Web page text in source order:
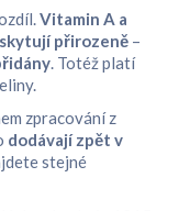
Vitamin A a
přirozeně –
. Totéž platí
zpracování z
dodávají zpět v
stejné